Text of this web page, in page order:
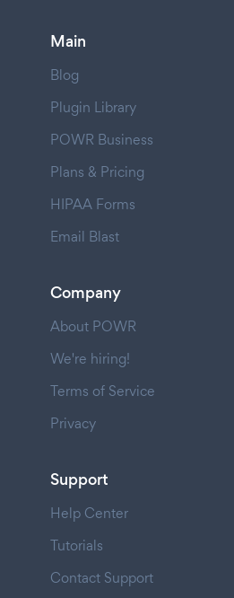
Main
Blog
Plugin Library
POWR Business
Plans & Pricing
HIPAA Forms
Email Blast
Company
About POWR
We're hiring!
Terms of Service
Privacy
Support
Help Center
Tutorials
Contact Support